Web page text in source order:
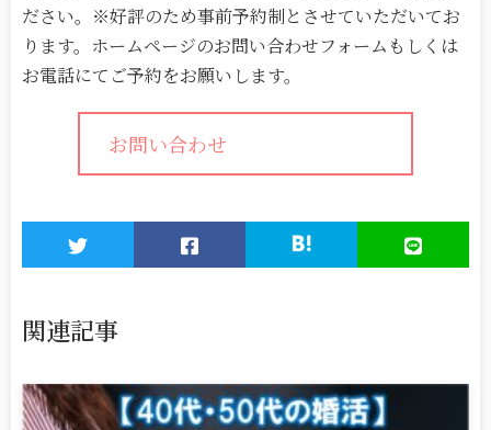
ださい。※好評のため事前予約制とさせていただいてお
ります。ホームページのお問い合わせフォームもしくは
お電話にてご予約をお願いします。
お問い合わせ
関連記事